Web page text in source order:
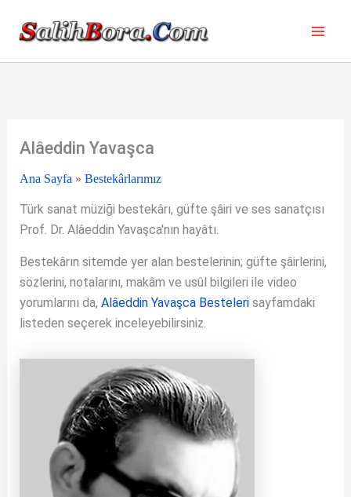
Alâeddin Yavaşca
Ana Sayfa » Bestekârlarımız
Türk sanat müziği bestekârı, güfte şâiri ve ses sanatçısı
Prof. Dr. Alâeddin Yavaşca'nın hayâtı.
Bestekârın sitemde yer alan bestelerinin; güfte şâirlerini,
sözlerini, notalarını, makâm ve usûl bilgileri ile video
yorumlarını da, Alâeddin Yavaşca Bestelerisayfamdaki
listeden seçerek inceleyebilirsiniz.